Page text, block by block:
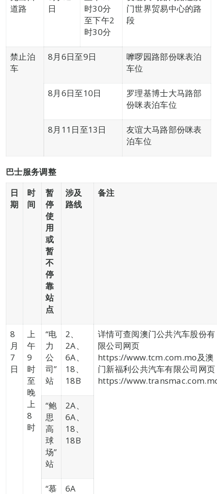
道路
日
时30分
至下午2
时30分
门世界贸易中心的路
段
禁止泊
车
8月6日至9日
嚤啰园路部份咪表泊
车位
8月6日至10日
罗理基博士大马路部
份咪表泊车位
8月11日至13日
友谊大马路部份咪表
泊车位
巴士服务调整
日
期
时
间
暂
停
使
用
或
暂
不
停
靠
站
点
涉及
路线
备注
8
月
7
日
上
午
9
时
至
晚
上
8
时
“电
力
公
司”
站
2、
2A、
6A、
18、
18B
详情可查阅澳门公共汽车股份有
限公司网页
https://www.tcm.com.mo及澳
门新福利公共汽车有限公司网页
https://
“鲍
思
高
球
场”
站
2A、
6A、
18、
18B
“慕 6A